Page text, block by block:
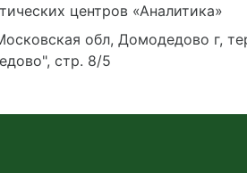
центров «Аналитика»
обл, Домодедово г,
стр. 8/5